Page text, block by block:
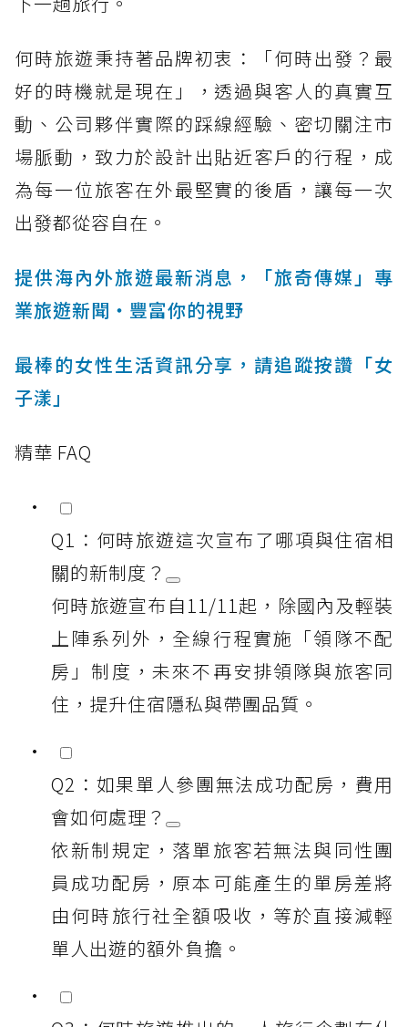
何時旅遊秉持著品牌初衷：「何時出發？最
好的時機就是現在」，透過與客人的真實互
動、公司夥伴實際的踩線經驗、密切關注市
場脈動，致力於設計出貼近客戶的行程，成
為每一位旅客在外最堅實的後盾，讓每一次
出發都從容自在。
提供海內外旅遊最新消息，「旅奇傳媒」專
業旅遊新聞‧豐富你的視野
最棒的女性生活資訊分享，請追蹤按讚「女
子漾」
精華 FAQ
Q1：何時旅遊這次宣布了哪項與住宿相
關的新制度？
何時旅遊宣布自11/11起，除國內及輕裝
上陣系列外，全線行程實施「領隊不配
房」制度，未來不再安排領隊與旅客同
住，提升住宿隱私與帶團品質。
Q2：如果單人參團無法成功配房，費用
會如何處理？
依新制規定，落單旅客若無法與同性團
員成功配房，原本可能產生的單房差將
由何時旅行社全額吸收，等於直接減輕
單人出遊的額外負擔。